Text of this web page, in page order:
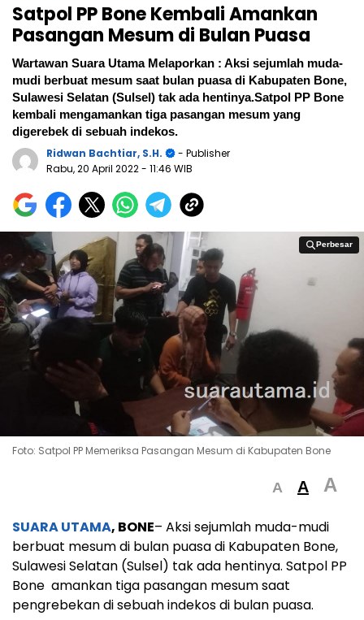
Satpol PP Bone Kembali Amankan
Pasangan Mesum di Bulan Puasa
Wartawan Suara Utama Melaporkan : Aksi sejumlah muda-
mudi berbuat mesum saat bulan puasa di Kabupaten Bone,
Sulawesi Selatan (Sulsel) tak ada hentinya.Satpol PP Bone
kembali mengamankan tiga pasangan mesum yang
digerebek di sebuah indekos.
Ridwan Bachtiar, S.H.
- Publisher
Rabu, 20 April 2022- 11:46 WIB
Perbesar
Perbesar
Foto: Satpol PP Memeriksa Pasangan Mesum di Kabupaten Bone
A A A
SUARA UTAMA, BONE– Aksi sejumlah muda-mudi
berbuat mesum di bulan puasa di Kabupaten Bone,
Sulawesi Selatan (Sulsel) tak ada hentinya. Satpol PP
Bone amankan tiga pasangan mesum saat
pengrebekan di sebuah indekos di bulan puasa.